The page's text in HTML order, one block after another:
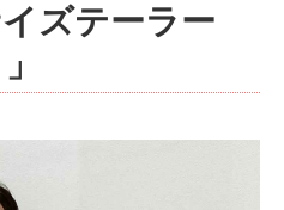
イズテーラー